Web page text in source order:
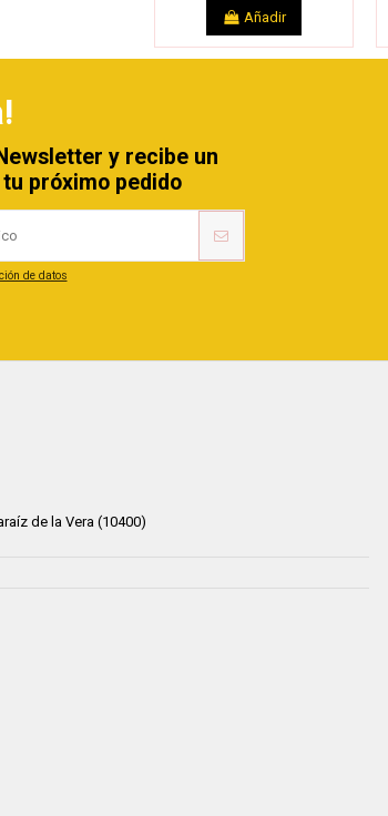
Añadir
y recibe un
próximo pedido
de datos
de la Vera (10400)